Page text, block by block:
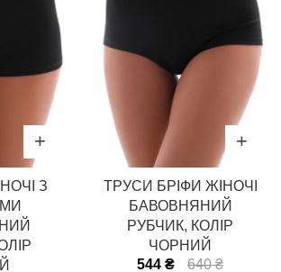
З
ТРУСИ БРІФИ ЖІНОЧІ
БАВОВНЯНИЙ
РУБЧИК, КОЛІР
ЧОРНИЙ
544 ₴
640 ₴